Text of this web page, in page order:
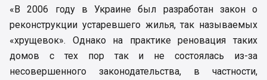
«В 2006 году в Украине был разработан закон о
реконструкции устаревшего жилья, так называемых
«хрущевок». Однако на практике реновация таких
домов с тех пор так и не состоялась из-за
несовершенного законодательства, в частности,